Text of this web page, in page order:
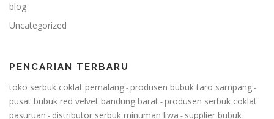
blog
Uncategorized
PENCARIAN TERBARU
toko serbuk coklat pemalang-produsen bubuk taro sampang-
pusat bubuk red velvet bandung barat-produsen serbuk coklat
pasuruan - distributor serbuk minuman liwa - supplier bubuk